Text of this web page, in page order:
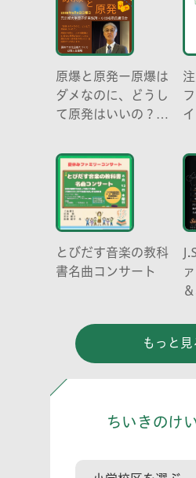
原爆と原発ー原爆は
ダメなのに、どうし
て原発はいいの？
験所・小出裕章氏講
演会
とびだす音楽の教科
書名曲コンサート
真
もっと見
ちいきのけ